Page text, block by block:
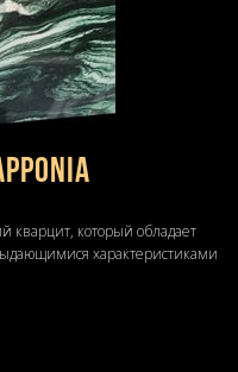
кварцит, который обладает
характеристиками